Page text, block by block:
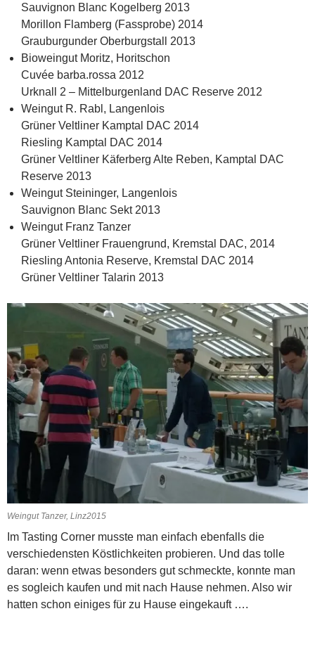
Sauvignon Blanc Kogelberg 2013
Morillon Flamberg (Fassprobe) 2014
Grauburgunder Oberburgstall 2013
Bioweingut Moritz, Horitschon
Cuvée barba.rossa 2012
Urknall 2 – Mittelburgenland DAC Reserve 2012
Weingut R. Rabl, Langenlois
Grüner Veltliner Kamptal DAC 2014
Riesling Kamptal DAC 2014
Grüner Veltliner Käferberg Alte Reben, Kamptal DAC
Reserve 2013
Weingut Steininger, Langenlois
Sauvignon Blanc Sekt 2013
Weingut Franz Tanzer
Grüner Veltliner Frauengrund, Kremstal DAC, 2014
Riesling Antonia Reserve, Kremstal DAC 2014
Grüner Veltliner Talarin 2013
Weingut Tanzer, Linz2015
Im Tasting Corner musste man einfach ebenfalls die
verschiedensten Köstlichkeiten probieren. Und das tolle
daran: wenn etwas besonders gut schmeckte, konnte man
es sogleich kaufen und mit nach Hause nehmen. Also wir
hatten schon einiges für zu Hause eingekauft ….